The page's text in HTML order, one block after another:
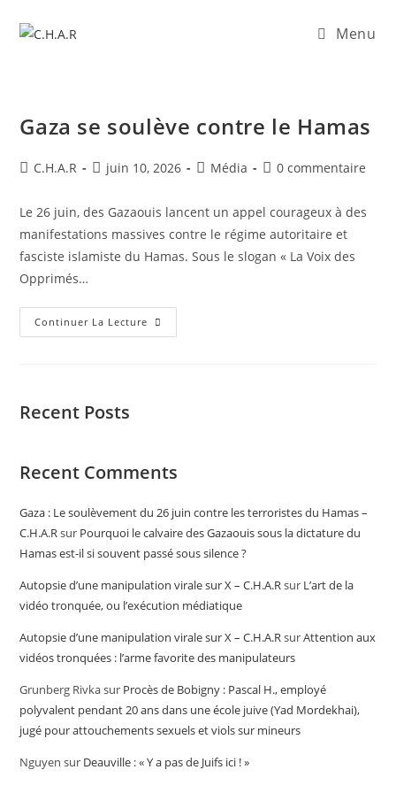
Menu
Gaza se soulève contre le Hamas
C.H.A.R juin 10, 2026 Média 0 commentaire
Le 26 juin, des Gazaouis lancent un appel courageux à des
manifestations massives contre le régime autoritaire et
fasciste islamiste du Hamas. Sous le slogan « La Voix des
Opprimés…
Continuer La Lecture
Recent Posts
Recent Comments
Gaza : Le soulèvement du 26 juin contre les terroristes du Hamas –
C.H.A.Rsur Pourquoi le calvaire des Gazaouis sous la dictature du
Hamas est-il si souvent passé sous silence ?
Autopsie d’une manipulation virale sur X – C.H.A.Rsur L’art de la
vidéo tronquée, ou l’exécution médiatique
Autopsie d’une manipulation virale sur X – C.H.A.RsurAttention aux
vidéos tronquées : l’arme favorite des manipulateurs
Grunberg Rivkasur Procès de Bobigny : Pascal H., employé
polyvalent pendant 20 ans dans une école juive (Yad Mordekhai),
jugé pour attouchements sexuels et viols sur mineurs
Nguyen sur Deauville : « Y a pas de Juifs ici ! »